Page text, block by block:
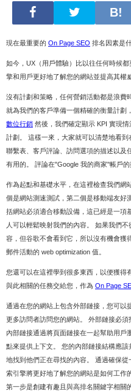
現在最重要的 On Page SEO 排名因素是
如今，UX（用戶體驗）比以往任何時候
擎和用戶更好地了解您的網站並提高其權
沒有計劃和策略，任何營銷活動都是浪費
就為我們的客戶準備一個精確的衡量計劃
數位行銷 然後，我們確定顯示 KPI 實現
計劃。 這樣一來，大家就可以清楚地看到
聯繫表、客戶評論、訪問選項的描述以及
有用的。 評論在"Google 我的商家"帳戶的
作為起點和基礎水平，在這裡檢查我們網
個是網站測速測試，第二個是移動端友好
括網站必須適合移動設備，這已經是一項
人可以輕鬆映射我們的內容。 如果我們
容，但谷歌不會看到它，所以沒有機會獲
郵件活動的 web optimization 值。
您還可以在這裡學到很多東西，以便獲得
與此相關的任務交給您，作為 On Page
通過在您的網站上包含外部鏈接，您可以
更多訪問者訪問您的網站。 外部鏈接必須
內部鏈接通過將頁面鏈接在一起幫助用戶
點來提供上下文。 您的內部鏈接結構應
地找到他們正在尋找的內容。 通過確保
索引擎將更好地了解您的網站是如何工作
第一步是創建有趣且與高排名關鍵字相關